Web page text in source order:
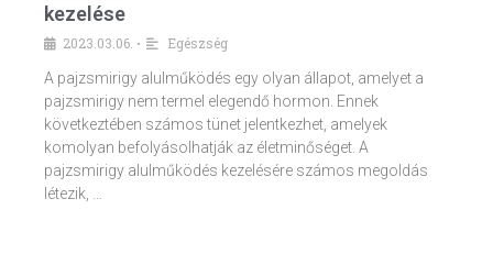
kezelése
2023.03.06. •
Egészség
A pajzsmirigy alulműködés egy olyan állapot, amelyet a
pajzsmirigy nem termel elegendő hormon. Ennek
következtében számos tünet jelentkezhet, amelyek
komolyan befolyásolhatják az életminőséget. A
pajzsmirigy alulműködés kezelésére számos megoldás
létezik, …